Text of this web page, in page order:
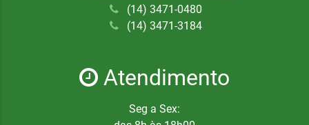
(14) 3471-0480
(14) 3471-3184
Atendimento
Seg a Sex: